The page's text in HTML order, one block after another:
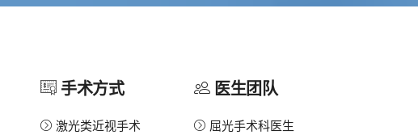
手术方式
激光类近视手术
医生团队
屈光手术科医生